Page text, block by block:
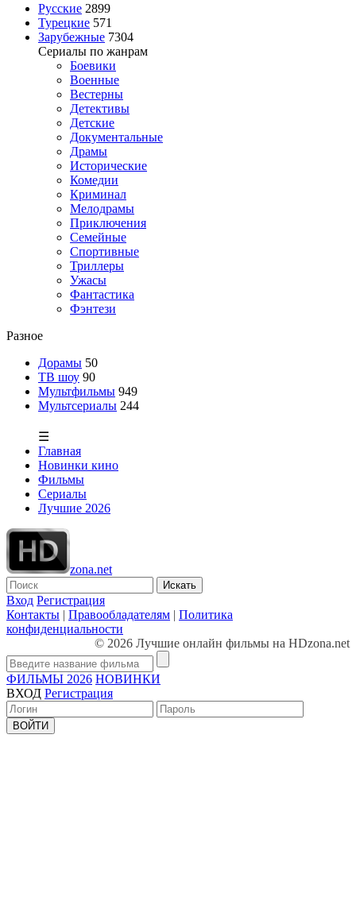
Русские 2899
Турецкие 571
Зарубежные 7304
Сериалы по жанрам
Боевики
Военные
Вестерны
Детективы
Детские
Документальные
Драмы
Исторические
Комедии
Криминал
Мелодрамы
Приключения
Семейные
Спортивные
Триллеры
Ужасы
Фантастика
Фэнтези
Разное
Дорамы 50
ТВ шоу 90
Мультфильмы 949
Мультсериалы 244
☰
Главная
Новинки кино
Фильмы
Сериалы
Лучшие 2026
zona.net
Искать
Вход Регистрация
Контакты | Правообладателям | Политика
конфиденциальности
© 2026 Лучшие онлайн фильмы на HDzona.net
ФИЛЬМЫ 2026 НОВИНКИ
ВХОД Регистрация